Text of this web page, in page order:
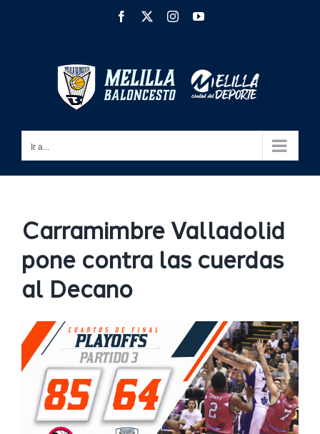
Facebook InstagramYouTube
Ir a...
Carramimbre Valladolid
pone contra las cuerdas
al Decano
Ver
imagen
más
grande